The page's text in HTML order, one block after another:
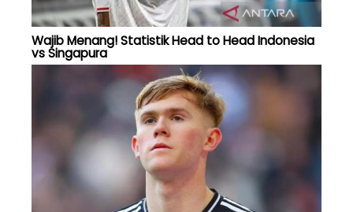
Wajib Menang! Statistik Head to Head Indonesia
vs Singapura